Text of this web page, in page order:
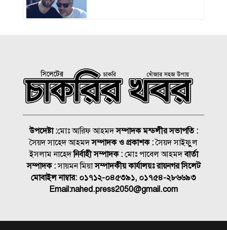
মাহবুবুল হক চৌধুরী
হাম ও উপসর্গে আরও ৪ শিশুর
মৃত্যু, নতুন রোগী ৭৭৬
করলেন প্রধানমন্ত্রী
তুরস্কের ক্লাবে যোগ দিয়েই জমি
উপহার পেলেন সালাহ
উপদেষ্টা :মোঃ আরিফ আহমদসম্পাদক মন্ডলীর সভাপতি :
সৈয়দ সাহেদ আহমদসম্পাদক ও প্রকাশক :সৈয়দ সাইফুুল
ইসলাম নাহেদনির্বাহী সম্পাদক :মোঃ পাবেল আহমদবার্তা
সম্পাদক :সায়মন মিয়াসম্পাদকীয় কার্যালয়ঃ রায়নগর সিলেট
মোবাইল নাম্বার: ০১৭১২-০৪৫৩৯১, ০১৭৫৪-২৮৬৬৯৩
Email:nahed.press2050@gmail.com